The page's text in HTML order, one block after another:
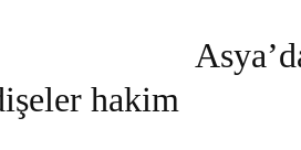
hakim